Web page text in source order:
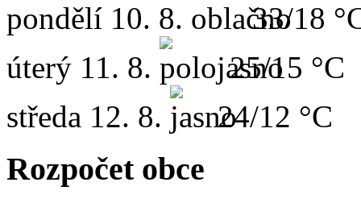
pondělí 10. 8.
33/18
úterý 11. 8.
25/15 °C
středa 12. 8. 24/12 °C
Rozpočet obce